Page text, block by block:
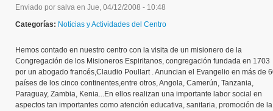
Enviado por salva en Jue, 04/12/2008 - 10:48
Categorías: Noticias y Actividades del Centro
Hemos contado en nuestro centro con la visita de un misionero de la
Congregación de los Misioneros Espiritanos, congregación fundada en 1703
por un abogado francés,Claudio Poullart . Anuncian el Evangelio en más de
países de los cinco continentes,entre otros, Angola, Camerún, Tanzania,
Paraguay, Zambia, Kenia...En ellos realizan una importante labor social en
aspectos tan importantes como atención educativa, sanitaria, promoción de la